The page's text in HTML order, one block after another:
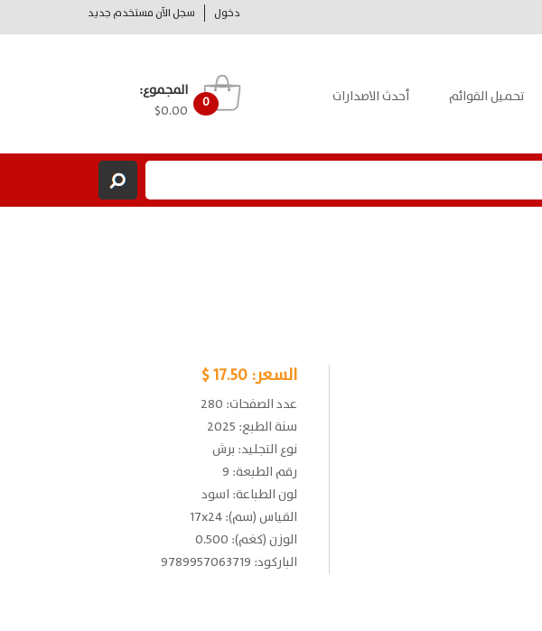
دخول سجل الآن مستخدم جديد
تحميل القوائم أحدث الاصدارات 0
المجموع:
$0.00
السعر:17.50 $
عدد الصفحات: 280
سنة الطبع: 2025
نوع التجليد: برش
رقم الطبعة: 9
لون الطباعة: اسود
القياس (سم): 17x24
الوزن (كغم): 0.500
الباركود: 9789957063719